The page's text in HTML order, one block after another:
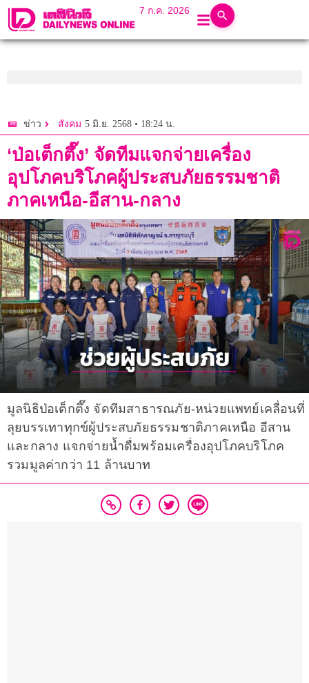
7 ก.ค. 2026
ข่าว สังคม 5 มิ.ย. 2568 • 18:24 น.
‘ป่อเต็กตึ๊ง’ จัดทีมแจกจ่ายเครื่อง
อุปโภคบริโภคผู้ประสบภัยธรรมชาติ
ภาคเหนือ-อีสาน-กลาง
มูลนิธิป่อเต็กตึ๊ง จัดทีมสาธารณภัย-หน่วยแพทย์เคลื่อนที่
ลุยบรรเทาทุกข์ผู้ประสบภัยธรรมชาติภาคเหนือ อีสาน
และกลาง แจกจ่ายน้ำดื่มพร้อมเครื่องอุปโภคบริโภค
รวมมูลค่ากว่า 11 ล้านบาท